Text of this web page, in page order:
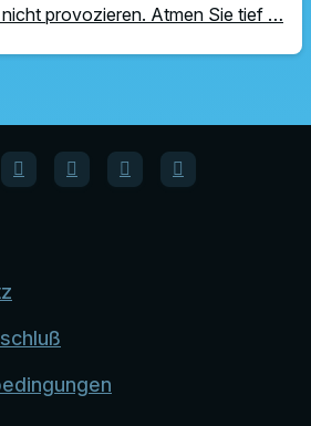
provozieren. Atmen Sie tief …